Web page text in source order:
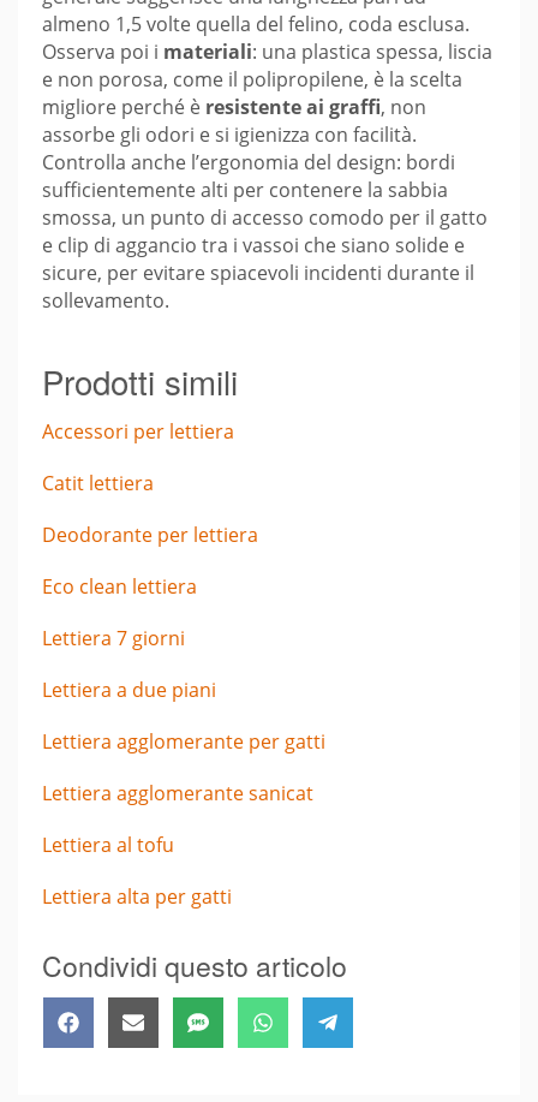
almeno 1,5 volte quella del felino, coda esclusa.
Osserva poi i materiali: una plastica spessa, liscia
e non porosa, come il polipropilene, è la scelta
migliore perché è resistente ai graffi, non
assorbe gli odori e si igienizza con facilità.
Controlla anche l’ergonomia del design: bordi
sufficientemente alti per contenere la sabbia
smossa, un punto di accesso comodo per il gatto
e clip di aggancio tra i vassoi che siano solide e
sicure, per evitare spiacevoli incidenti durante il
sollevamento.
Prodotti simili
Accessori per lettiera
Catit lettiera
Deodorante per lettiera
Eco clean lettiera
Lettiera 7 giorni
Lettiera a due piani
Lettiera agglomerante per gatti
Lettiera agglomerante sanicat
Lettiera al tofu
Lettiera alta per gatti
Condividi questo articolo
Share
on
FacebookShare
on
Email Share
on
SMS Share
on
WhatsAppShare
on